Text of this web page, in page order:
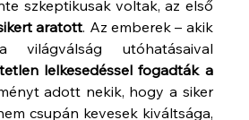
szkeptikusak voltak, az első
aratott. Az emberek – akik
utóhatásaival
lelkesedéssel fogadták a
adott nekik, hogy a siker
csupán kevesek kiváltsága,